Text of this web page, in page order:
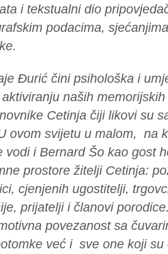
i tekstualni dio
podacima,
Đurić čini psihološka i
naših
Cetinja čiji likovi su
ovom svijetu u malom, na
vodi i Bernard Šo kao gost
prostore žitelji Cetinja:
cjenjenih ugostitelji,
prijatelji i članovi
povezanost sa
već i sve one koji